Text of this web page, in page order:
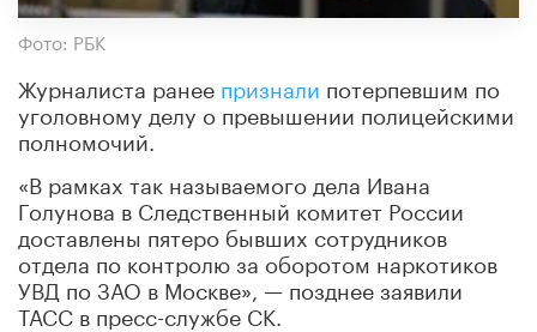
Фото: РБК
Журналиста ранее признали потерпевшим по
уголовному делу о превышении полицейскими
полномочий.
«В рамках так называемого дела Ивана
Голунова в Следственный комитет России
доставлены пятеро бывших сотрудников
отдела по контролю за оборотом наркотиков
УВД по ЗАО в Москве», — позднее заявили
ТАСС в пресс-службе СК.